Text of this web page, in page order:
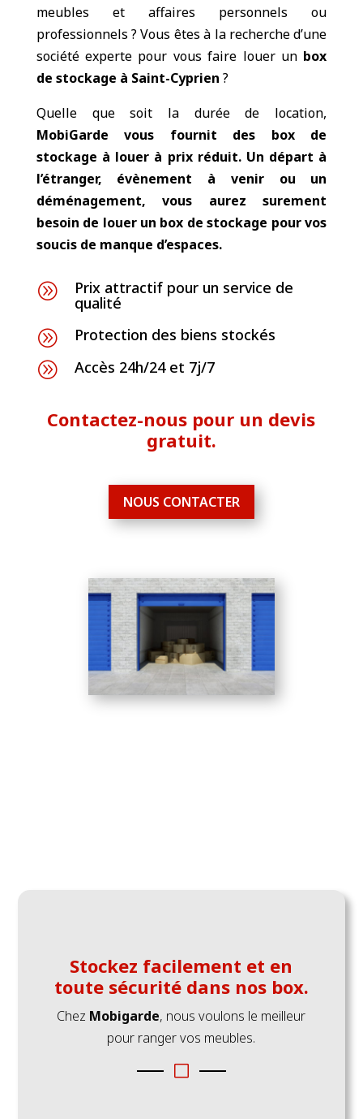
meubles et affaires personnels ou
professionnels ? Vous êtes à la recherche d’une
société experte pour vous faire louer un box
de stockage à Saint-Cyprien ?
Quelle que soit la durée de location,
MobiGarde vous fournit des box de
stockage à louer à prix réduit. Un départ à
l’étranger, évènement à venir ou un
déménagement, vous aurez surement
besoin de louer un box de stockage pour vos
soucis de manque d’espaces.
A Prix attractif pour un service de
qualité
A Protection des biens stockés
A Accès 24h/24 et 7j/7
Contactez-nous pour un devis
gratuit.
NOUS CONTACTER
Stockez facilement et en
toute sécurité dans nos box.
, nous voulons le meilleur